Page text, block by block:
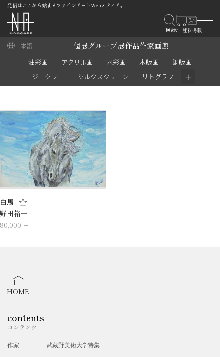
発信はここから始まるファインアートWebメディア。
日本語 個展グループ展作品作家画廊
油彩画 アクリル画 水彩画 木版画
銅版画
ジークレー
シルクスクリーン リトグラフ ＋
白馬
野田裕一
80,000 円
HOME
contents
コンテンツ
作家 武蔵野美術大学特集